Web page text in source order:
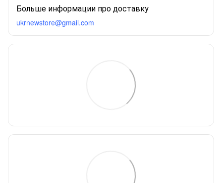
Больше информации про доставку
ukrnewstore@gmail.com